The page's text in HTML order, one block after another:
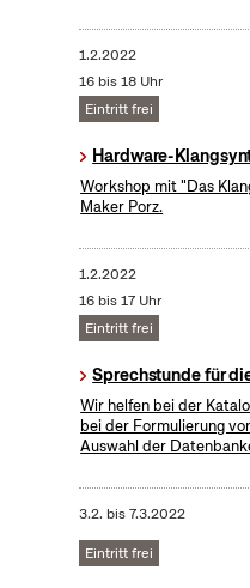
1.2.2022
16 bis 18 Uhr
Eintritt frei
Hardware-
Workshop mit "Das
Maker Porz.
1.2.2022
16 bis 17 Uhr
Eintritt frei
Sprechstunde für
Wir helfen bei der
bei der Formulierung
Auswahl der
3.2. bis7.3.2022
Eintritt frei